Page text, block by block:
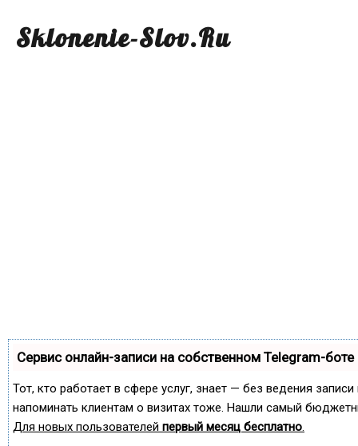
Sklonenie-Slov.Ru
Сервис онлайн-записи на собственном Telegram-боте
Тот, кто работает в сфере услуг, знает — без ведения
напоминать клиентам о визитах тоже. Нашли самый
Для новых пользователей первый месяц бесплатно.